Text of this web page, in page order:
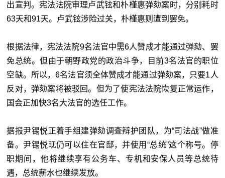
出宣判。宪法法院审理卢武铉和朴槿惠弹劾案时，分别耗时
63天和91天。卢武铉涉险过关，朴槿惠则遭到罢免。
根据法律，宪法法院9名法官中需6人赞成才能通过弹劾、罢
免总统。但由于朝野政党的政治斗争，目前3名法官的职位
空缺。所以，6名法官须全体赞成才能通过弹劾案，只要1人
反对，弹劾案将被驳回。但为了使宪法法院恢复正常运作，
国会正加快3名大法官的选任工作。
据报尹锡悦正着手组建弹劾调查辩护团队，为“司法战”做准
备。尹锡悦现仍可以住在官邸，并使用“总统”这个称号。停
职期间，他将继续享有公务车、专机和安保人员等总统待
遇，总统薪水也继续发放。